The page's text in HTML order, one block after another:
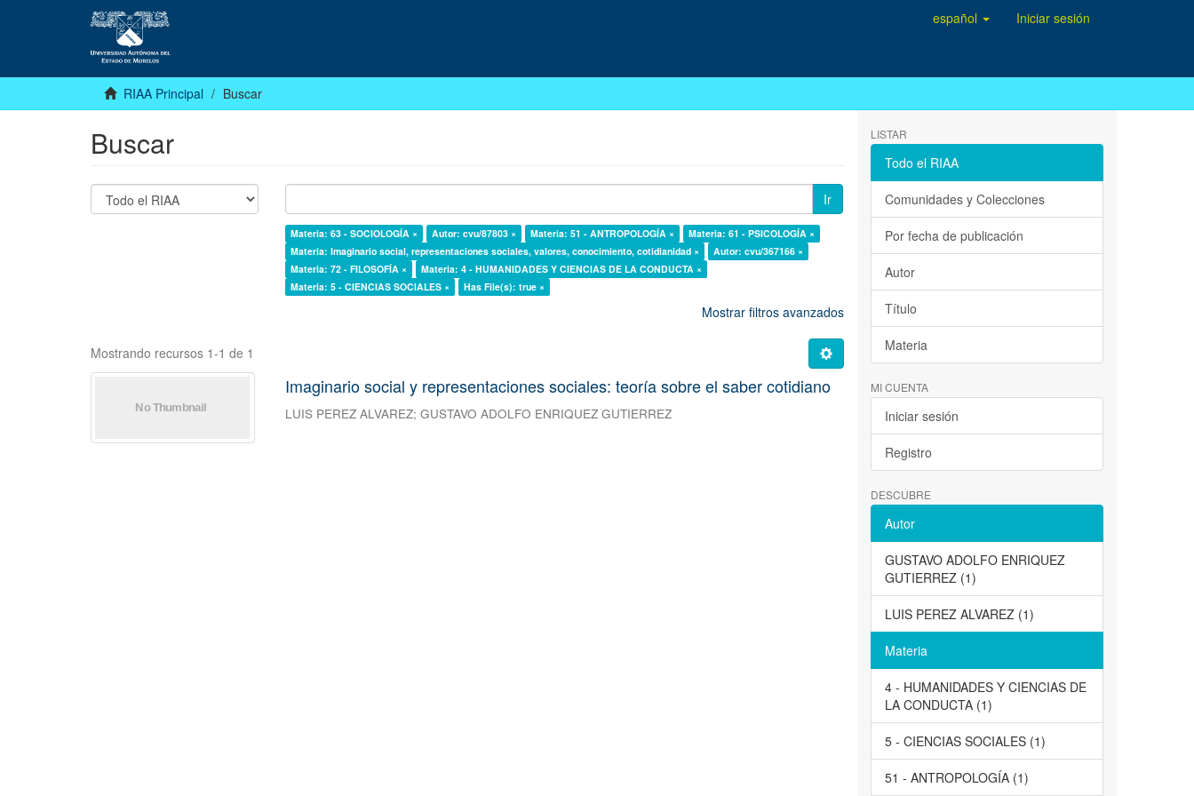
español Iniciar sesión
RIAA Principal Buscar
Buscar
Ir
Materia: 63 - SOCIOLOGÍA × Autor: cvu/87803 × Materia: 51 - ANTROPOLOGÍA ×
Materia: 61 - PSICOLOGÍA ×
Materia: Imaginario social, representaciones sociales, valores, conocimiento, cotidianidad ×
Autor: cvu/367166 ×
Materia: 72 - FILOSOFÍA ×
Materia: 4 - HUMANIDADES Y CIENCIAS DE LA CONDUCTA ×
Materia: 5 - CIENCIAS SOCIALES ×
Has File(s): true ×
Mostrar filtros avanzados
Mostrando recursos 1-1 de 1
Imaginario social y representaciones sociales: teoría sobre el saber cotidiano
LUIS PEREZ ALVAREZ;GUSTAVO ADOLFO ENRIQUEZ GUTIERREZ
LISTAR
Todo el RIAA
Comunidades y Colecciones
Por fecha de publicación
Autor
Título
Materia
MI CUENTA
Iniciar sesión
Registro
DESCUBRE
Autor
GUSTAVO ADOLFO ENRIQUEZ
GUTIERREZ (1)
LUIS PEREZ ALVAREZ (1)
Materia
4 - HUMANIDADES Y CIENCIAS DE
LA CONDUCTA (1)
5 - CIENCIAS SOCIALES (1)
51 - ANTROPOLOGÍA (1)